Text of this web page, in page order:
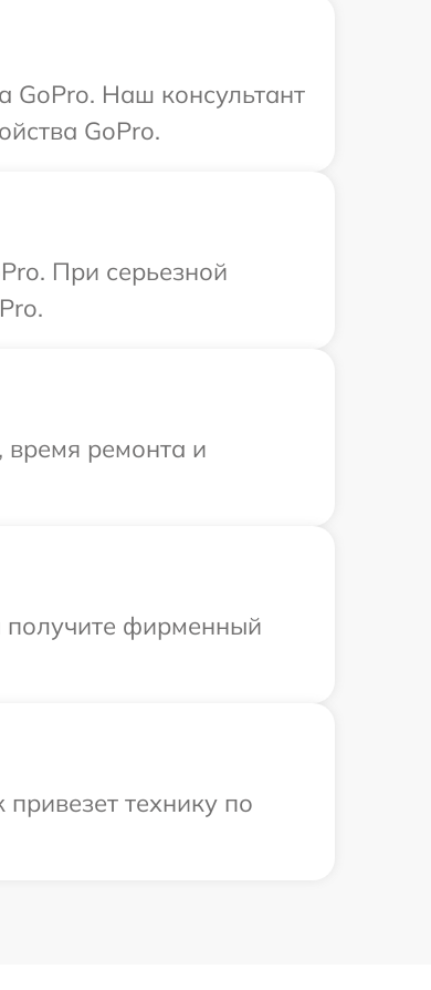
GoPro. Наш консультант
GoPro.
При серьезной
время ремонта и
получите фирменный
технику по